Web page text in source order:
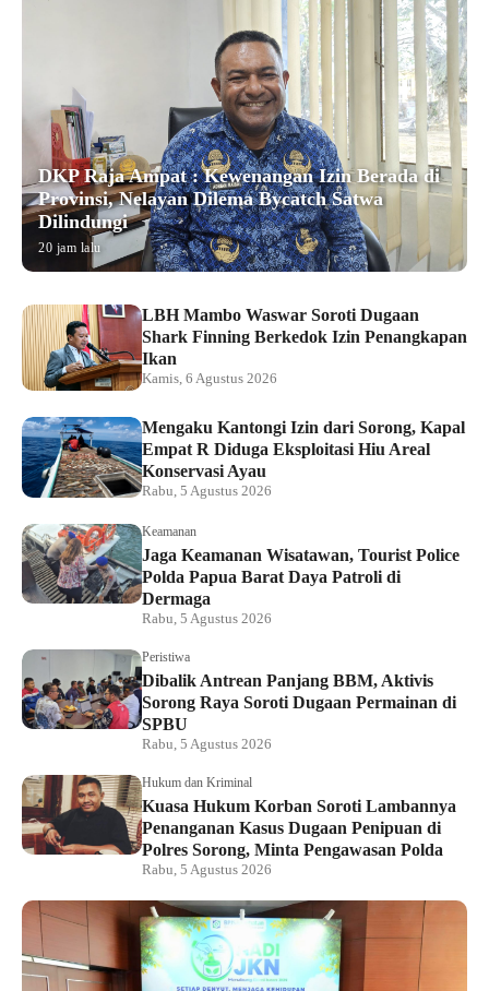
DKP Raja Ampat : Kewenangan Izin Berada di
Provinsi, Nelayan Dilema Bycatch Satwa
Dilindungi
20 jam lalu
LBH Mambo Waswar Soroti Dugaan
Shark Finning Berkedok Izin Penangkapan
Ikan
Kamis, 6 Agustus 2026
Mengaku Kantongi Izin dari Sorong, Kapal
Empat R Diduga Eksploitasi Hiu Areal
Konservasi Ayau
Rabu, 5 Agustus 2026
Keamanan
Jaga Keamanan Wisatawan, Tourist Police
Polda Papua Barat Daya Patroli di
Dermaga
Rabu, 5 Agustus 2026
Peristiwa
Dibalik Antrean Panjang BBM, Aktivis
Sorong Raya Soroti Dugaan Permainan di
SPBU
Rabu, 5 Agustus 2026
Hukum dan Kriminal
Kuasa Hukum Korban Soroti Lambannya
Penanganan Kasus Dugaan Penipuan di
Polres Sorong, Minta Pengawasan Polda
Rabu, 5 Agustus 2026